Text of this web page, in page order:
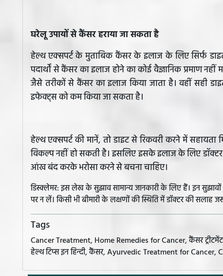
घरेलू उपायों से कैंसर हराया जा सकता है
हेल्थ एक्सपर्ट के मुताबिक कैंसर के इलाज के लिए सिर्फ डाइट
पदार्थों से कैंसर का इलाज होने का कोई वैज्ञानिक प्रमाण नहीं
जैसे तरीकों से कैंसर का इलाज किया जाता है। वहीं सही
इफेक्ट्स को कम किया जा सकता है।
हेल्थ एक्सपर्ट की मानें, तो डाइट से रिकवरी करने में
विकल्प नहीं हो सकती है। इसलिए इसके इलाज के लिए
आंख बंद करके भरोसा करने से बचना चाहिए।
डिस्क्लेमर: इस लेख के सुझाव सामान्य जानकारी के लिए हैं। इन
पर न लें। किसी भी बीमारी के लक्षणों की स्थिति में डॉक्टर की सलाह
Tags
Cancer Treatment, Home Remedies for Cancer, कैंसर
हेल्थ टिप्स इन हिन्दी, कैंसर, Ayurvedic Treatment for Cancer,